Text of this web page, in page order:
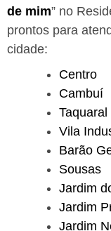
de mim” no
prontos para
cidade:
Centro
Cambuí
Taquaral
Vila
Barão
Sousas
Jardim
Jardim
Jardim